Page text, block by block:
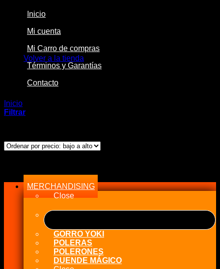
Volver a la tienda
Inicio
Mi cuenta
Mi Carro de compras
Términos y Garantías
Contacto
Inicio
Filtrar
precio:
MERCHANDISING
Close
GORRO YOKI
POLERAS
POLERONES
DUENDE MÁGICO